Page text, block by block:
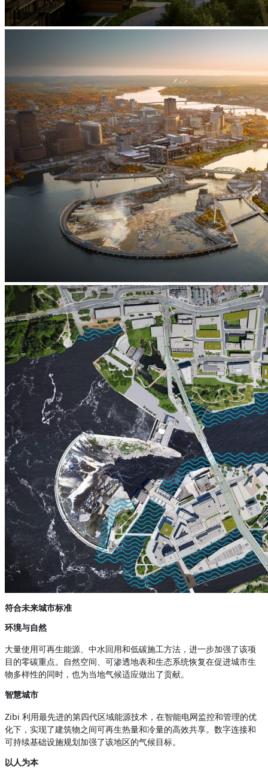
符合未来城市标准
环境与自然
大量使用可再生能源、中水回用和低碳施工方法，进一步加强了该项
目的零碳重点。自然空间、可渗透地表和生态系统恢复在促进城市生
物多样性的同时，也为当地气候适应做出了贡献。
智慧城市
Zibi 利用最先进的第四代区域能源技术，在智能电网监控和管理的优
化下，实现了建筑物之间可再生热量和冷量的高效共享。数字连接和
可持续基础设施规划加强了该地区的气候目标。
以人为本